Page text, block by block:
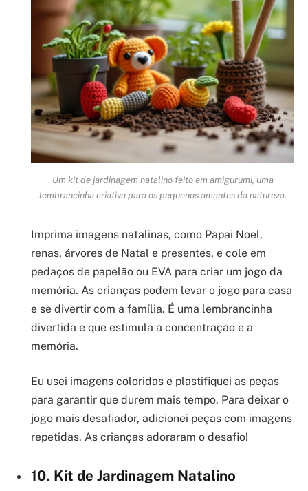
Um kit de jardinagem natalino feito em amigurumi, uma
lembrancinha criativa para os pequenos amantes da natureza.
Imprima imagens natalinas, como Papai Noel,
renas, árvores de Natal e presentes, e cole em
pedaços de papelão ou EVA para criar um jogo da
memória. As crianças podem levar o jogo para casa
e se divertir com a família. É uma lembrancinha
divertida e que estimula a concentração e a
memória.
Eu usei imagens coloridas e plastifiquei as peças
para garantir que durem mais tempo. Para deixar o
jogo mais desafiador, adicionei peças com imagens
repetidas. As crianças adoraram o desafio!
10. Kit de Jardinagem Natalino